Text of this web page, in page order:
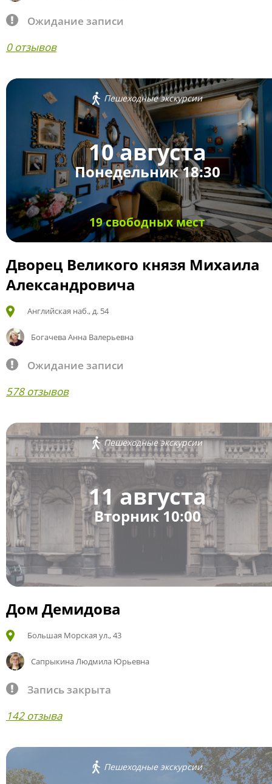
Ожидание записи
0 отзывов
Пешеходные экскурсии
10 августа
Понедельник 18:30
19 свободных мест
Дворец Великого князя Михаила
Александровича
Английская наб., д. 54
Богачева Анна Валерьевна
Ожидание записи
578 отзывов
Пешеходные экскурсии
11 августа
Вторник 10:00
Дом Демидова
Большая Морская ул., 43
Сапрыкина Людмила Юрьевна
Запись закрыта
142 отзыва
Пешеходные экскурсии